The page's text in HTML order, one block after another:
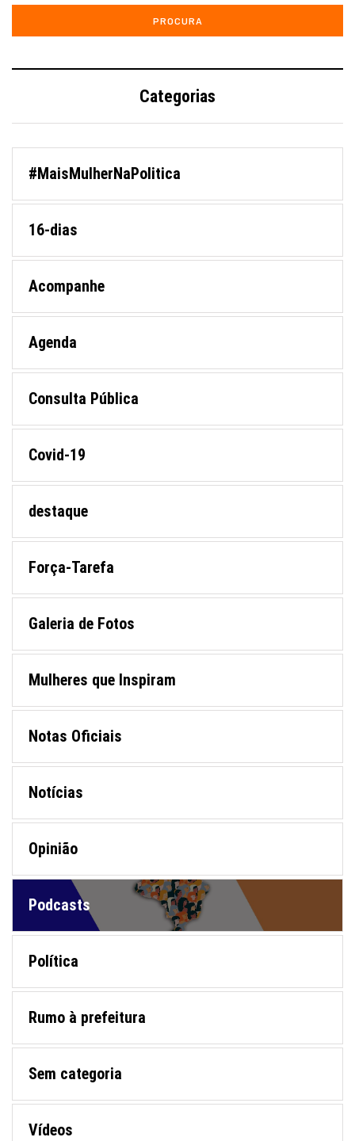
Categorias
#MaisMulherNaPolitica
16-dias
Acompanhe
Agenda
Consulta Pública
Covid-19
destaque
Força-Tarefa
Galeria de Fotos
Mulheres que Inspiram
Notas Oficiais
Notícias
Opinião
Podcasts
Política
Rumo à prefeitura
Sem categoria
Vídeos